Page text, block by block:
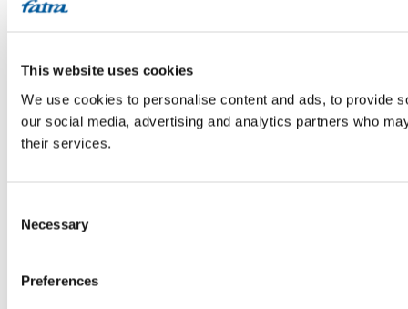
This website uses cookies
We use cookies to personalise content and ads, to provide
our social media, advertising and analytics partners who
their services.
Selection
Necessary
Preferences